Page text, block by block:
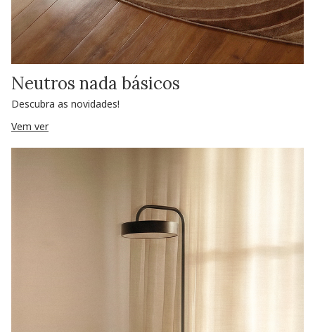
Neutros nada básicos
Descubra as novidades!
Vem ver